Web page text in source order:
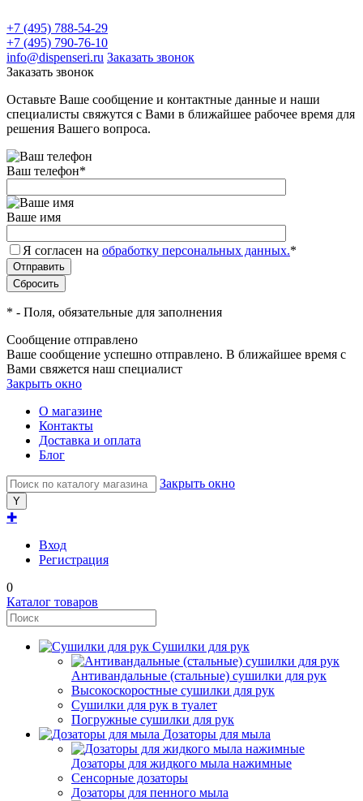
+7 (495) 788-54-29
+7 (495) 790-76-10
info@dispenseri.ru Заказать звонок
Заказать звонок
Оставьте Ваше сообщение и контактные данные и наши
специалисты свяжутся с Вами в ближайшее рабочее время для
решения Вашего вопроса.
Ваш телефон*
Ваше имя
Я согласен на обработку персональных данных.*
* - Поля, обязательные для заполнения
Сообщение отправлено
Ваше сообщение успешно отправлено. В ближайшее время с
Вами свяжется наш специалист
Закрыть окно
О магазине
Контакты
Доставка и оплата
Блог
Закрыть окно
✚
Вход
Регистрация
0
Каталог товаров
Сушилки для рук
Антивандальные (стальные) сушилки для рук
Высокоскоростные сушилки для рук
Сушилки для рук в туалет
Погружные сушилки для рук
Дозаторы для мыла
Дозаторы для жидкого мыла нажимные
Сенсорные дозаторы
Дозаторы для пенного мыла